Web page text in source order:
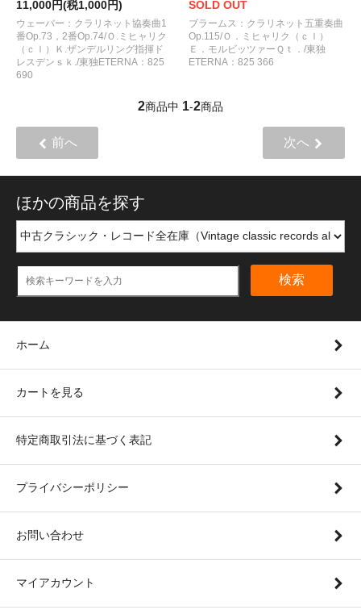
11,000円(税1,000円)
ウェーバー：クラリネット協奏曲1
番Op.73，2番Op.74/Ｏ.ミヒャリク
（ｃｌ）Ｋ.ザンデルリング指揮ド
レスデンｓｋ./東独ETERNA：825
690
SOLD OUT
ブラームス：クラリネット五重奏曲
Op.115/Ｏ．ミヒャリク（ｃｌ）
Ｅ．モルビッツァーＱｔ．/東独
ETERNA：825 366
2商品中 1-2商品
前へ 次へ
ほかの商品を探す
検索
ホーム
カートを見る
特定商取引法に基づく表記
プライバシーポリシー
お問い合わせ
マイアカウント